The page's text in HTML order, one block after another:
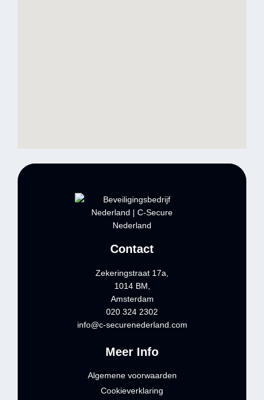
Contact
Zekeringstraat 17a,
1014 BM,
Amsterdam
020 324 2302
info@c-securenederland.com
Meer Info
Algemene voorwaarden
Cookieverklaring